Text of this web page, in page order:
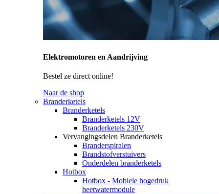
Elektromotoren en Aandrijving
Bestel ze direct online!
Naar de shop
Branderketels
Branderketels
Branderketels 12V
Branderketels 230V
Vervangingsdelen Branderketels
Branderspiralen
Brandstofverstuivers
Onderdelen branderketels
Hotbox
Hotbox - Mobiele hogedruk
heetwatermodule